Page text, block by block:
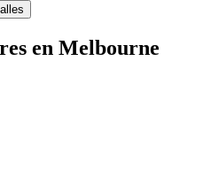
en Melbourne